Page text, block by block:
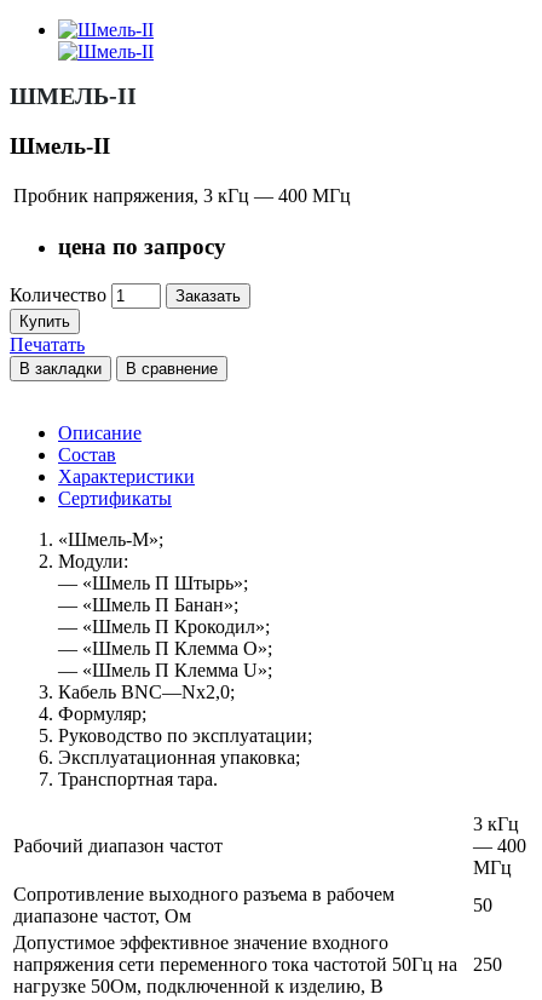
ШМЕЛЬ-II
Шмель-II
Пробник напряжения, 3 кГц — 400 МГц
цена по запросу
Количество
Заказать
Купить
Печатать
В закладки В сравнение
Описание
Состав
Характеристики
Сертификаты
«Шмель-М»;
Модули:
― «Шмель П Штырь»;
― «Шмель П Банан»;
― «Шмель П Крокодил»;
― «Шмель П Клемма О»;
― «Шмель П Клемма U»;
Кабель BNC―Nx2,0;
Формуляр;
Руководство по эксплуатации;
Эксплуатационная упаковка;
Транспортная тара.
Рабочий диапазон частот
3 кГц
— 400
МГц
Сопротивление выходного разъема в рабочем
диапазоне частот, Ом
50
Допустимое эффективное значение входного
напряжения сети переменного тока частотой 50Гц на
нагрузке 50Ом, подключенной к изделию, В
250